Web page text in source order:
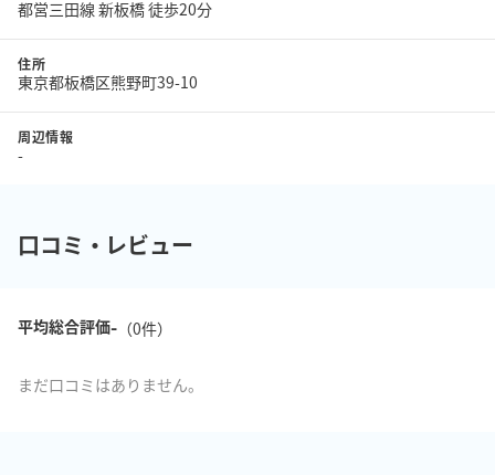
都営三田線 新板橋 徒歩20分
住所
東京都板橋区熊野町39-10
周辺情報
-
口コミ・レビュー
平均総合評価-（0件）
まだ口コミはありません。